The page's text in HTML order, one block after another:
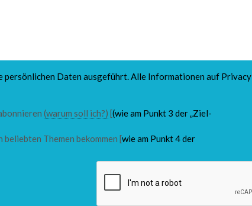
Daten ausgeführt. Alle Informationen auf Privacy
(warum soll ich?) [(wie am Punkt 3 der „Ziel-
Themen bekommen [wie am Punkt 4 der